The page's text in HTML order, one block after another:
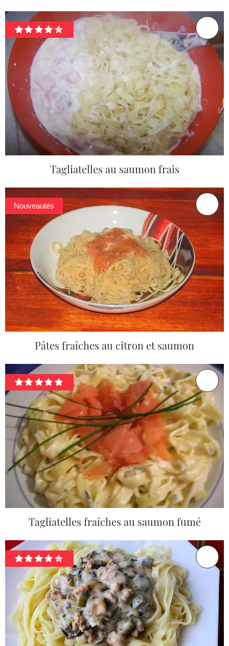
Tagliatelles au saumon frais
Nouveautés
Pâtes fraîches au citron et saumon
Tagliatelles fraîches au saumon fumé